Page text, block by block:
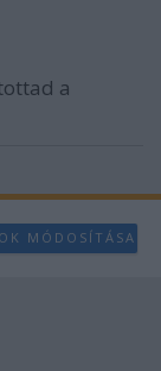
a
MÓDOSÍTÁSA